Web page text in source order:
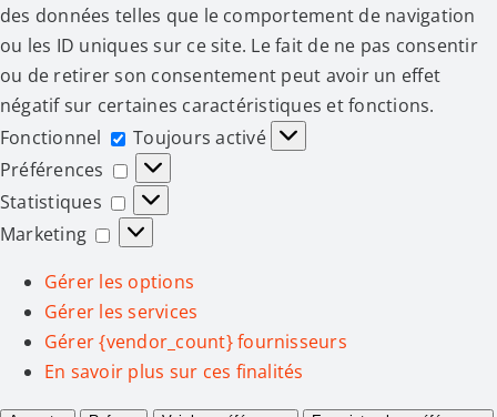
des données telles que le comportement de navigation
ou les ID uniques sur ce site. Le fait de ne pas consentir
ou de retirer son consentement peut avoir un effet
négatif sur certaines caractéristiques et fonctions.
Fonctionnel
Fonctionnel
Toujours activé
Préférences
Préférences
Statistiques
Statistiques
Marketing
Marketing
Gérer les options
Gérer les services
Gérer {vendor_count} fournisseurs
En savoir plus sur ces finalités